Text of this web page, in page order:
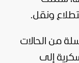
ونقل.
من الحالات
إلى